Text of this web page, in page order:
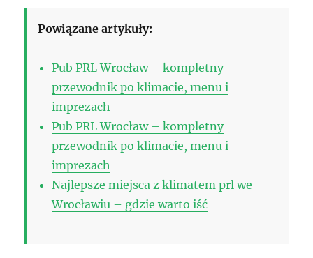
Powiązane artykuły:
Pub PRL Wrocław – kompletny
przewodnik po klimacie, menu i
imprezach
Pub PRL Wrocław – kompletny
przewodnik po klimacie, menu i
imprezach
Najlepsze miejsca z klimatem prl we
Wrocławiu – gdzie warto iść